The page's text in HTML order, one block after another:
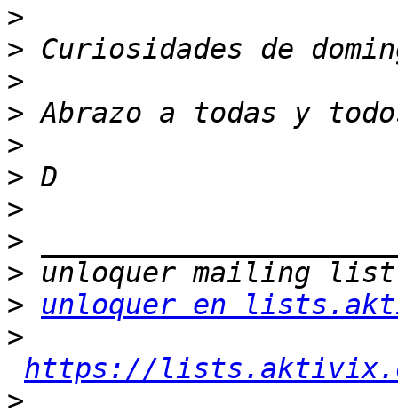
>
>
>
>
>
>
>
>
>
>
unloquer en
>
https://
>